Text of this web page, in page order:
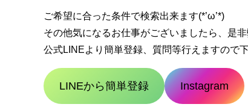
ご希望に合った条件で検索出来ます(*’ω’*)
その他気になるお仕事がございましたら、是
公式LINEより簡単登録、質問等行えますので
LINEから簡単登録 Instagram